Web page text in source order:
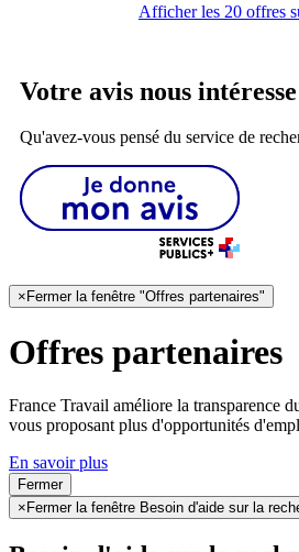
Afficher les 20 offres
Votre avis nous intéresse
Qu'avez-vous pensé du service de
× Fermer la fenêtre "Offres partenaires"
Offres partenaires
France Travail améliore la transparence
vous proposant plus d'opportunités
En savoir plus
Fermer
× Fermer la fenêtre Besoin d'aide sur la